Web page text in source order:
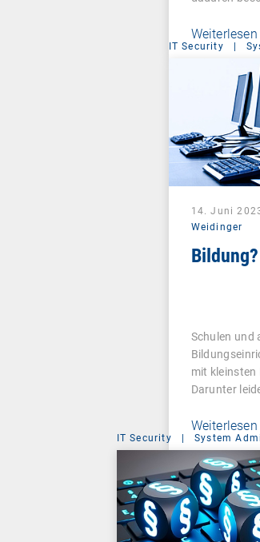
Weiterlesen
IT Security |
14. Juni
Weidinger
Schulen und
mit kleinsten
Darunter
Weiterlesen
IT Security | System